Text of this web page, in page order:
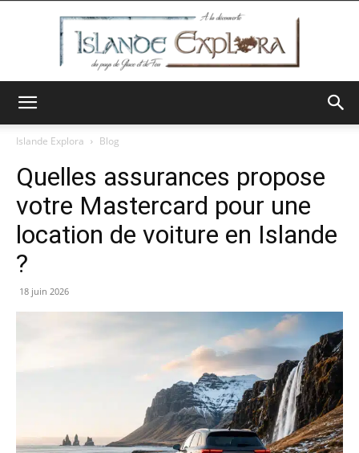
Explora
Islande Explora Blog
Quelles assurances propose
votre Mastercard pour une
location de voiture en Islande
?
18 juin 2026